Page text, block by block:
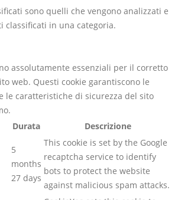
sono quelli che vengono analizzati e
classificati in una categoria.
assolutamente essenziali per il corretto
web. Questi cookie garantiscono le
le caratteristiche di sicurezza del sito
Durata Descrizione
5
months
27 days
This cookie is set by the Google
recaptcha service to identify
bots to protect the website
against malicious spam attacks.